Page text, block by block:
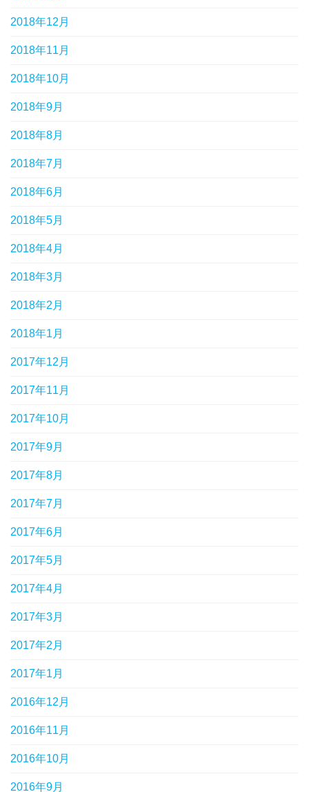
2018年12月
2018年11月
2018年10月
2018年9月
2018年8月
2018年7月
2018年6月
2018年5月
2018年4月
2018年3月
2018年2月
2018年1月
2017年12月
2017年11月
2017年10月
2017年9月
2017年8月
2017年7月
2017年6月
2017年5月
2017年4月
2017年3月
2017年2月
2017年1月
2016年12月
2016年11月
2016年10月
2016年9月